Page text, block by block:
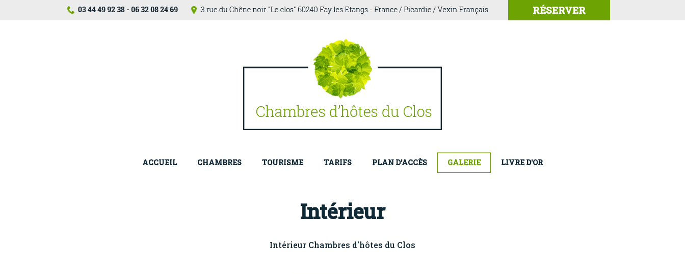
RÉSERVER
ACCUEIL CHAMBRES TOURISME TARIFS PLAN D'ACCÈS GALERIE LIVRE D'OR
Intérieur
Intérieur Chambres d'hôtes du Clos